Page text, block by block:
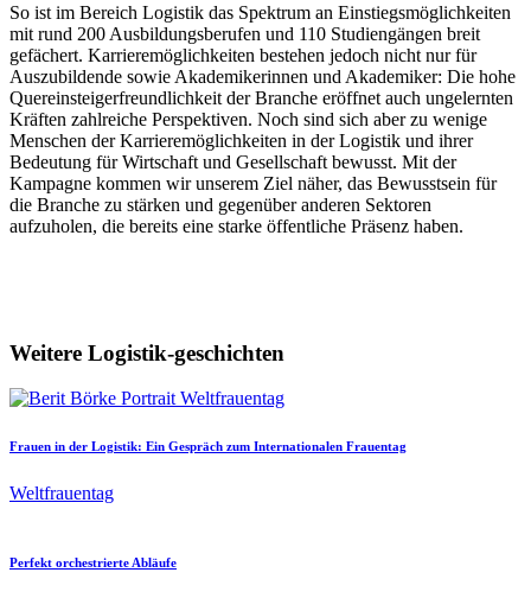
So ist im Bereich Logistik das Spektrum an Einstiegsmöglichkeiten
mit rund 200 Ausbildungsberufen und 110 Studiengängen breit
gefächert. Karrieremöglichkeiten bestehen jedoch nicht nur für
Auszubildende sowie Akademikerinnen und Akademiker: Die hohe
Quereinsteigerfreundlichkeit der Branche eröffnet auch ungelernten
Kräften zahlreiche Perspektiven. Noch sind sich aber zu wenige
Menschen der Karrieremöglichkeiten in der Logistik und ihrer
Bedeutung für Wirtschaft und Gesellschaft bewusst. Mit der
Kampagne kommen wir unserem Ziel näher, das Bewusstsein für
die Branche zu stärken und gegenüber anderen Sektoren
aufzuholen, die bereits eine starke öffentliche Präsenz haben.
Weitere Logistik-geschichten
Frauen in der Logistik: Ein Gespräch zum Internationalen Frauentag
Weltfrauentag
Perfekt orchestrierte Abläufe